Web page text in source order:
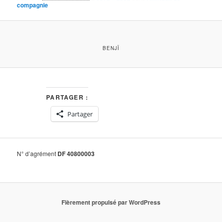
compagnie
BENJÏ
PARTAGER :
Partager
N° d’agrément DF 40800003
Fièrement propulsé par WordPress